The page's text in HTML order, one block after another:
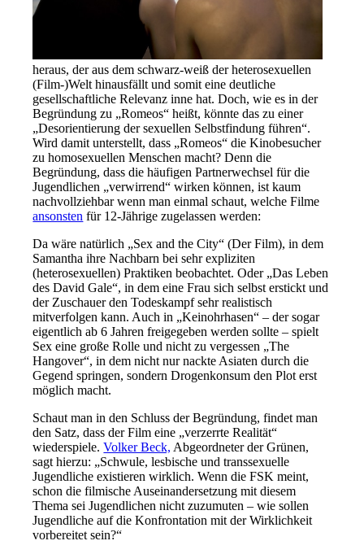
heraus, der aus dem schwarz-weiß der heterosexuellen
(Film-)Welt hinausfällt und somit eine deutliche
gesellschaftliche Relevanz inne hat. Doch, wiees in der
Begründung zu „Romeos“ heißt, könnte das zu einer
„Desorientierung der sexuellen Selbstfindung führen“.
Wird damit unterstellt, dass „Romeos“ die Kinobesucher
zu homosexuellen Menschen macht? Denn die
Begründung, dass die häufigen Partnerwechsel für die
Jugendlichen „verwirrend“ wirken können, ist kaum
nachvollziehbar wenn man einmal schaut, welche Filme
ansonsten für 12-Jährige zugelassen werden:
Da wäre natürlich „Sex and the City“ (Der Film), in dem
Samantha ihre Nachbarn bei sehr expliziten
(heterosexuellen) Praktiken beobachtet. Oder „Das Leben
des David Gale“, in dem eine Frau sich selbst erstickt und
der Zuschauer den Todeskampf sehr realistisch
mitverfolgen kann. Auch in „Keinohrhasen“ – der sogar
eigentlich ab 6 Jahren freigegeben werden sollte – spielt
Sex eine große Rolle und nicht zu vergessen „The
Hangover“, in dem nicht nur nackte Asiaten durch die
Gegend springen, sondern Drogenkonsum den Plot erst
möglich macht.
Schaut man in den Schluss der Begründung, findet man
den Satz, dass der Film eine „verzerrte Realität“
wiederspiele.Volker Beck, Abgeordneter der Grünen,
sagt hierzu: „Schwule, lesbische und transsexuelle
Jugendliche existieren wirklich. Wenn die FSK meint,
schon die filmische Auseinandersetzung mit diesem
Thema sei Jugendlichen nicht zuzumuten – wie sollen
Jugendliche auf die Konfrontation mit der Wirklichkeit
vorbereitet sein?“